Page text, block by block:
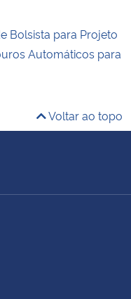
Bolsista para Projeto
Automáticos para
Voltar ao topo